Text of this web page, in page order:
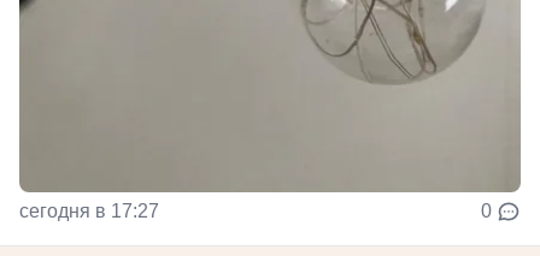
сегодня в 17:27 0